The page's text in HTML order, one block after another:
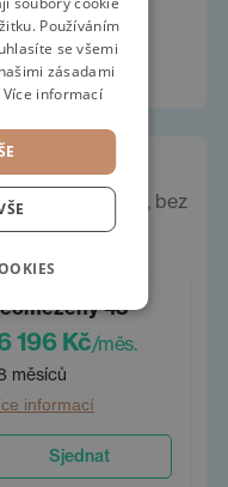
Ceny vč. DPH, bez
48
196 Kč/měs.
měsíců
informací
Sjednat
GERMAN
Používáním
se všemi
zásadami
Více informací